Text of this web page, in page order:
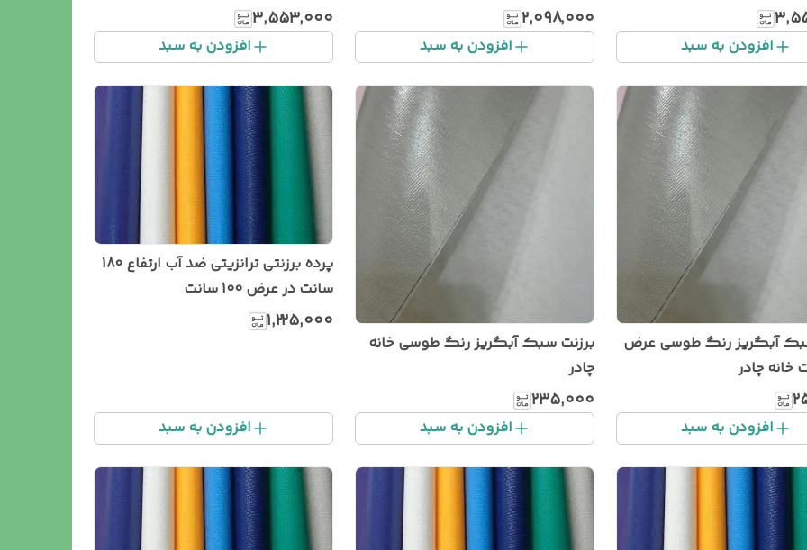
افزودن به سبد
۲٬۰۹۸٬۰۰۰
افزودن به سبد
سانت
۳٬۵۵۳٬۰۰۰
افزودن به سبد
آبگریز رنگ طوسی عرض
افزودن به سبد
برزنت سبک آبگریز رنگ طوسی خانه
چادر
۲۳۵٬۰۰۰
افزودن به سبد
پرده برزنتی ترانزیتی ضد آب ارتفاع 180
سانت در عرض 100 سانت
۱٬۲۲۵٬۰۰۰
افزودن به سبد